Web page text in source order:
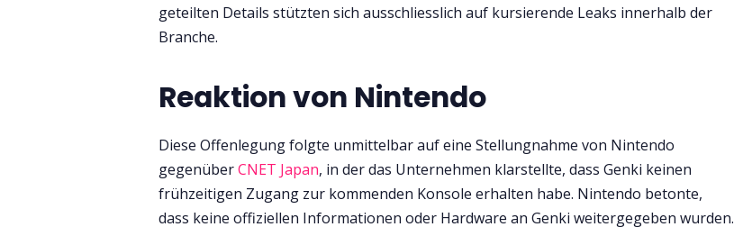
geteilten Details stützten sich ausschliesslich auf kursierende Leaks innerhalb der
Branche.
Reaktion von Nintendo
Diese Offenlegung folgte unmittelbar auf eine Stellungnahme von Nintendo
gegenüberCNET Japan, in der das Unternehmen klarstellte, dass Genki keinen
frühzeitigen Zugang zur kommenden Konsole erhalten habe. Nintendo betonte,
dass keine offiziellen Informationen oder Hardware an Genki weitergegeben wurden.